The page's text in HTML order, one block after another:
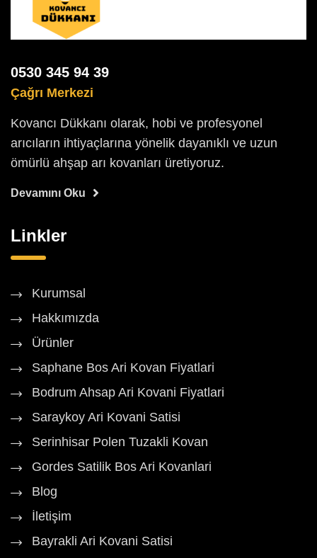
0530 345 94 39
Çağrı Merkezi
Kovancı Dükkanı olarak, hobi ve profesyonel
arıcıların ihtiyaçlarına yönelik dayanıklı ve uzun
ömürlü ahşap arı kovanları üretiyoruz.
Devamını Oku
Linkler
Kurumsal
Hakkımızda
Ürünler
Saphane Bos Ari Kovan Fiyatlari
Bodrum Ahsap Ari Kovani Fiyatlari
Saraykoy Ari Kovani Satisi
Serinhisar Polen Tuzakli Kovan
Gordes Satilik Bos Ari Kovanlari
Blog
İletişim
Bayrakli Ari Kovani Satisi